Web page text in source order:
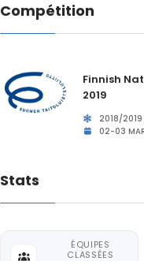
Compétition
Finnish
2019
2018/2019
02-03
Stats
ÉQUIPES
CLASSÉES